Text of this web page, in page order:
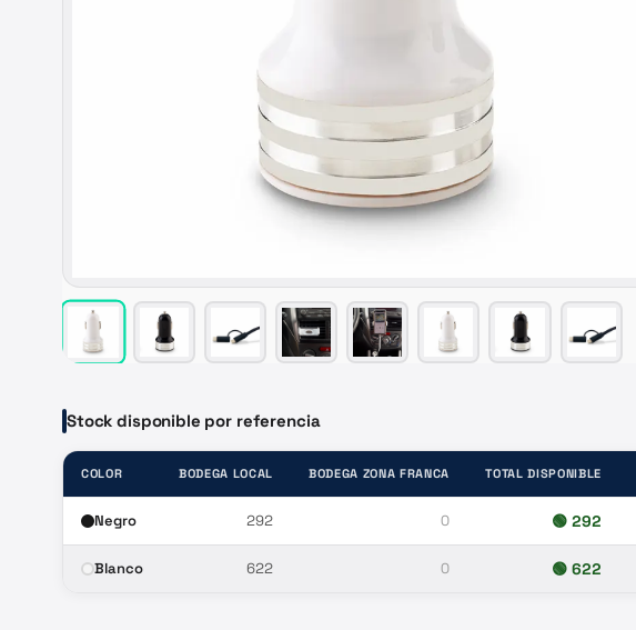
Stock disponible por referencia
COLOR BODEGA LOCAL BODEGA ZONA FRANCA TOTAL DISPONIBLE
Negro 292 0 🟢 292
Blanco 622 0 🟢 622